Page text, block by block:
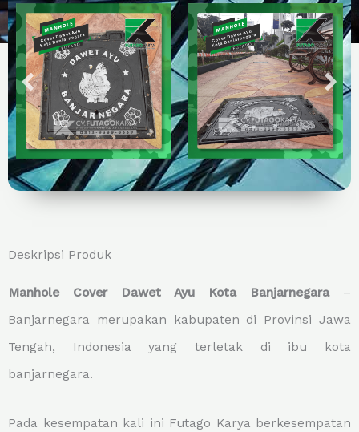
Deskripsi Produk
Manhole Cover Dawet Ayu Kota Banjarnegara–
Banjarnegara merupakan kabupaten di Provinsi Jawa
Tengah, Indonesia yang terletak di ibu kota
banjarnegara.
Pada kesempatan kali ini Futago Karya berkesempatan